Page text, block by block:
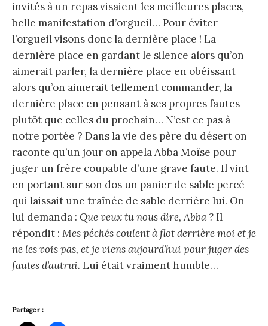
invités à un repas visaient les meilleures places,
belle manifestation d’orgueil… Pour éviter
l’orgueil visons donc la dernière place ! La
dernière place en gardant le silence alors qu’on
aimerait parler, la dernière place en obéissant
alors qu’on aimerait tellement commander, la
dernière place en pensant à ses propres fautes
plutôt que celles du prochain… N’est ce pas à
notre portée ? Dans la vie des père du désert on
raconte qu’un jour on appela Abba Moïse pour
juger un frère coupable d’une grave faute. Il vint
en portant sur son dos un panier de sable percé
qui laissait une traînée de sable derrière lui. On
lui demanda : Que veux tu nous dire, Abba ?Il
répondit : Mes péchés coulent à flot derrière moi et je
ne les vois pas, et je viens aujourd’hui pour juger des
fautes d’autrui. Lui était vraiment humble…
Partager :